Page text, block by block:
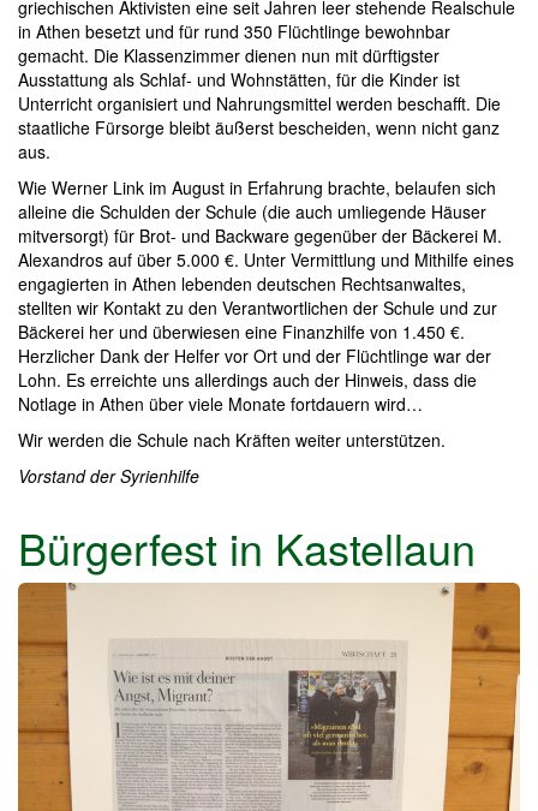
griechischen Aktivisten eine seit Jahren leer stehende Realschule
in Athen besetzt und für rund 350 Flüchtlinge bewohnbar
gemacht. Die Klassenzimmer dienen nun mit dürftigster
Ausstattung als Schlaf- und Wohnstätten, für die Kinder ist
Unterricht organisiert und Nahrungsmittel werden beschafft. Die
staatliche Fürsorge bleibt äußerst bescheiden, wenn nicht ganz
aus.
Wie Werner Link im August in Erfahrung brachte, belaufen sich
alleine die Schulden der Schule (die auch umliegende Häuser
mitversorgt) für Brot- und Backware gegenüber der Bäckerei M.
Alexandros auf über 5.000 €. Unter Vermittlung und Mithilfe eines
engagierten in Athen lebenden deutschen Rechtsanwaltes,
stellten wir Kontakt zu den Verantwortlichen der Schule und zur
Bäckerei her und überwiesen eine Finanzhilfe von 1.450 €.
Herzlicher Dank der Helfer vor Ort und der Flüchtlinge war der
Lohn. Es erreichte uns allerdings auch der Hinweis, dass die
Notlage in Athen über viele Monate fortdauern wird…
Wir werden die Schule nach Kräften weiter unterstützen.
Vorstand der Syrienhilfe
Bürgerfest in Kastellaun